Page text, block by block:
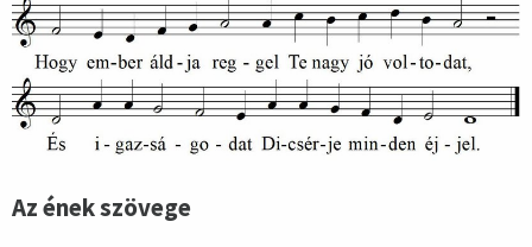
Az ének szövege